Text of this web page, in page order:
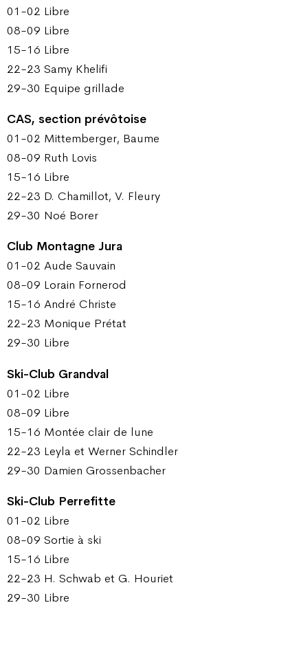
01-02 Libre
08-09 Libre
15-16 Libre
22-23 Samy Khelifi
29-30 Equipe grillade
CAS, section prévôtoise
01-02 Mittemberger, Baume
08-09 Ruth Lovis
15-16 Libre
22-23 D. Chamillot, V. Fleury
29-30 Noé Borer
Club Montagne Jura
01-02 Aude Sauvain
08-09 Lorain Fornerod
15-16 André Christe
22-23 Monique Prétat
29-30 Libre
Ski-Club Grandval
01-02 Libre
08-09 Libre
15-16 Montée clair de lune
22-23 Leyla et Werner Schindler
29-30 Damien Grossenbacher
Ski-Club Perrefitte
01-02 Libre
08-09 Sortie à ski
15-16 Libre
22-23 H. Schwab et G. Houriet
29-30 Libre